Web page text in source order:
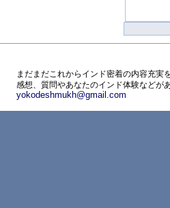
まだまだこれからインド密着の内容充実
感想、質問やあなたのインド体験などが
yokodeshmukh@gmail.com